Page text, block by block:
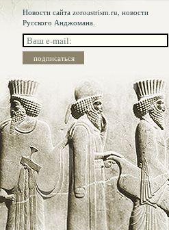
Новости сайта zoroastrism.ru, новости
Русского Анджомана.